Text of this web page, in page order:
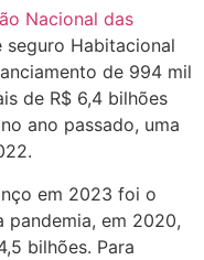
Nacional das
seguro Habitacional
de 994 mil
de R$ 6,4 bilhões
ano passado, uma
em 2023 foi o
pandemia, em 2020,
bilhões. Para